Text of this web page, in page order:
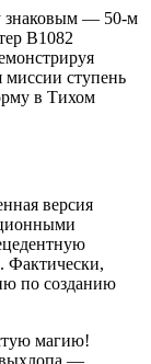
знаковым — 50-м
B1082
ступень
в Тихом
версия
Фактически,
по созданию
магию!
выхлопа —